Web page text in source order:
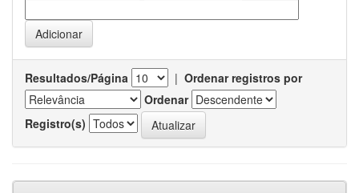
Resultados/Página | Ordenar registros por
Ordenar
Registro(s)